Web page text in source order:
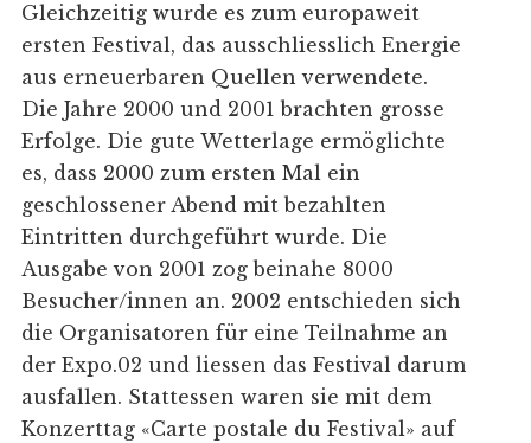
Gleichzeitig wurde es zum europaweit
ersten Festival, das ausschliesslich Energie
aus erneuerbaren Quellen verwendete.
Die Jahre 2000 und 2001 brachten grosse
Erfolge. Die gute Wetterlage ermöglichte
es, dass 2000 zum ersten Mal ein
geschlossener Abend mit bezahlten
Eintritten durchgeführt wurde. Die
Ausgabe von 2001 zog beinahe 8000
Besucher/innen an. 2002 entschieden sich
die Organisatoren für eine Teilnahme an
der Expo.02 und liessen das Festival darum
ausfallen. Stattessen waren sie mit dem
Konzerttag «Carte postale du Festival» auf